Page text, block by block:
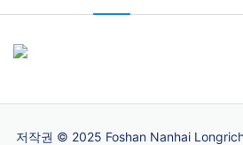
저작권 © 2025 Foshan Nanhai